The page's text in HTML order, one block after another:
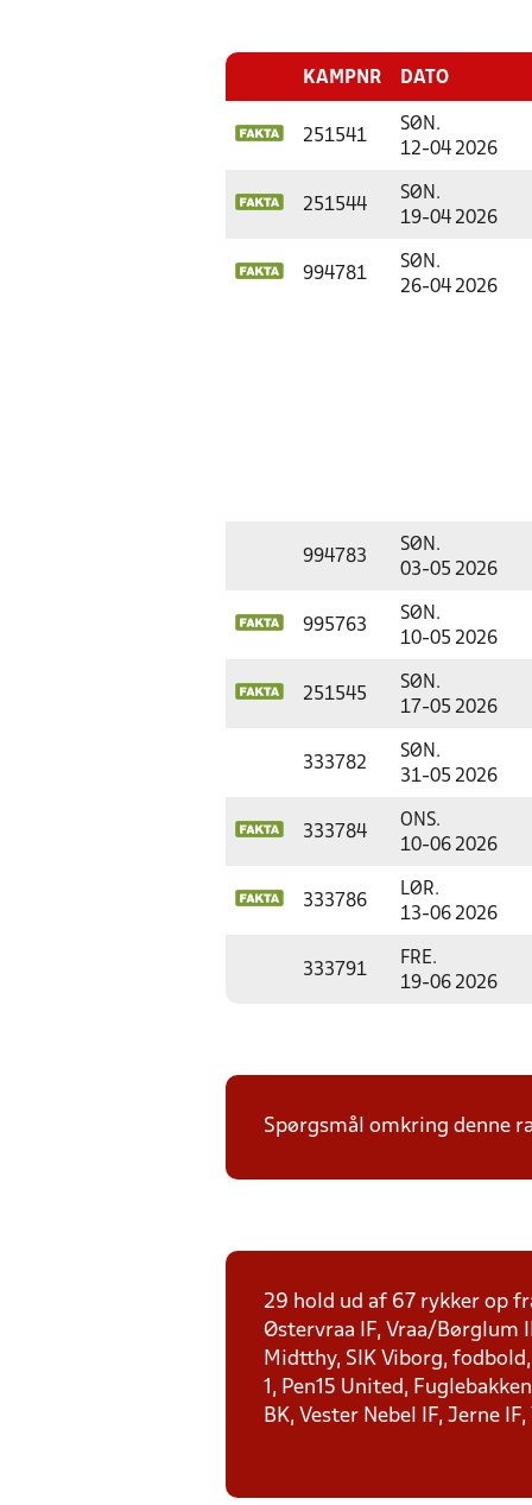
KAMPNR DATO
251541
SØN.
12-04 2026
251544
SØN.
19-04 2026
994781
SØN.
26-04 2026
994783
SØN.
03-05 2026
995763
SØN.
10-05 2026
251545
SØN.
17-05 2026
333782
SØN.
31-05 2026
333784
ONS.
10-06 2026
333786
LØR.
13-06 2026
333791
FRE.
19-06 2026
Spørgsmål omkring denne
29 hold ud af 67 rykker op
Østervraa IF, Vraa/Børglum
Midtthy, SIK Viborg,
1, Pen15 United,
BK, Vester Nebel IF, Jerne